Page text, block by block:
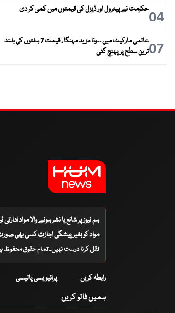
04حکومت نے پیٹرول اور ڈیزل کی قیمتوں میں کمی کر دی
07
عالمی مارکیٹ میں سونا مزید مہنگا ، قیمت 7 ہفتوں کی بلند
ترین سطح پر پہنچ گئی
ہم نیوز پر شائع یا نشر ہونے والا مواد
مواد کو بغیر پیشگی اجازت کسی بھی
نقل کرنا درست نہیں۔ تمام حقوق محفوظ ہیں
رابطہ کریں پرائیویسی پالیسی
ہمیں فالو کریں